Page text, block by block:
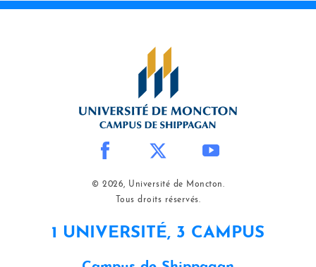
© 2026, Université de Moncton.
Tous droits réservés.
1 UNIVERSITÉ, 3 CAMPUS